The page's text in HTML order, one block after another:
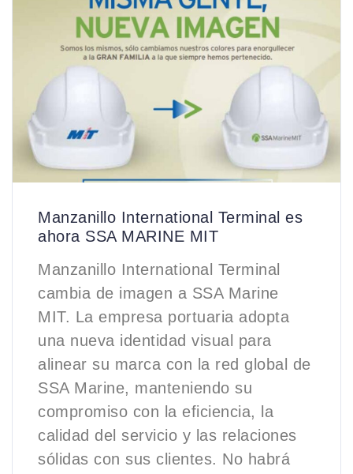
Manzanillo International Terminal es
ahora SSA MARINE MIT
Manzanillo International Terminal
cambia de imagen a SSA Marine
MIT. La empresa portuaria adopta
una nueva identidad visual para
alinear su marca con la red global de
SSA Marine, manteniendo su
compromiso con la eficiencia, la
calidad del servicio y las relaciones
sólidas con sus clientes. No habrá